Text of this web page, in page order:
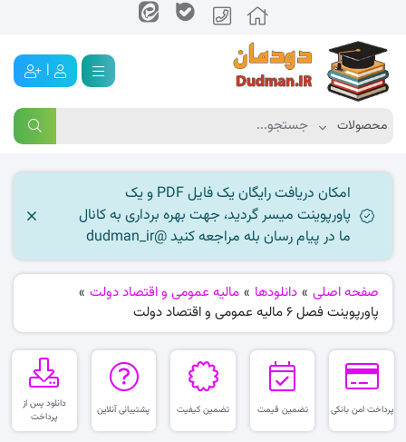
|
امکان دریافت رایگان یک فایل PDF و یک
پاورپوینت میسر گردید، جهت بهره برداری به کانال
ما در پیام رسان بله مراجعه کنید @dudman_ir
صفحه اصلی » دانلودها » مالیه عمومی و اقتصاد دولت »
پاورپوینت فصل 6 مالیه عمومی و اقتصاد دولت
پرداخت امن بانکی تضمین قیمت تضمین کیفیت پشتیبانی آنلاین
دانلود پس از
پرداخت